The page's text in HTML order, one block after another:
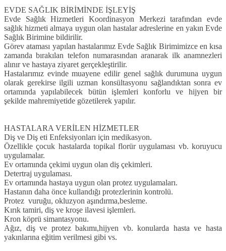
EVDE SAĞLIK BİRİMİNDE İŞLEYİŞ
Evde Sağlık Hizmetleri Koordinasyon Merkezi tarafından evde
sağlık hizmeti almaya uygun olan hastalar adreslerine en yakın Evde
Sağlık Birimine bildirilir.
Görev ataması yapılan hastalarımız Evde Sağlık Birimimizce en kısa
zamanda bırakılan telefon numarasından aranarak ilk anamnezleri
alınır ve hastaya ziyaret gerçekleştirilir.
Hastalarımız evinde muayene edilir genel sağlık durumuna uygun
olarak gerekirse ilgili uzman konsültasyonu sağlandıktan sonra ev
ortamında yapılabilecek bütün işlemleri konforlu ve hijyen bir
şekilde mahremiyetide gözetilerek yapılır.
HASTALARA VERİLEN HİZMETLER
Diş ve Diş eti Enfeksiyonları için medikasyon.
Özellikle çocuk hastalarda topikal florür uygulaması vb. koruyucu
uygulamalar.
Ev ortamında çekimi uygun olan diş çekimleri.
Detertraj uygulaması.
Ev ortamında hastaya uygun olan protez uygulamaları.
Hastanın daha önce kullandığı protezlerinin kontrolü.
Protez vuruğu, okluzyon aşındırma,besleme.
Kırık tamiri, diş ve kroşe ilavesi işlemleri.
Kron köprü simantasyonu.
Ağız, diş ve protez bakımı,hijyen vb. konularda hasta ve hasta
yakınlarına eğitim verilmesi gibi vs.